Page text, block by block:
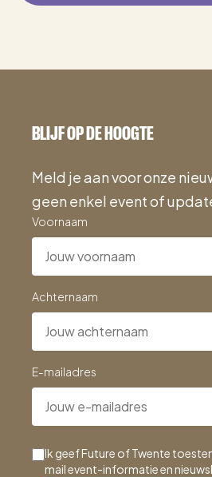
BLIJF OP DE HOOGTE
Meld je aan voor onze
geen enkel event of
Voornaam
Achternaam
E-mailadres
Ik geef Future of Twente
mail event-informatie en